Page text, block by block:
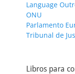
Language
ONU
Parlamento
Tribunal de
Libros para